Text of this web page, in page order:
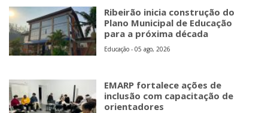
Ribeirão inicia construção do
Plano Municipal de Educação
para a próxima década
Educação - 05 ago, 2026
EMARP fortalece ações de
inclusão com capacitação de
orientadores